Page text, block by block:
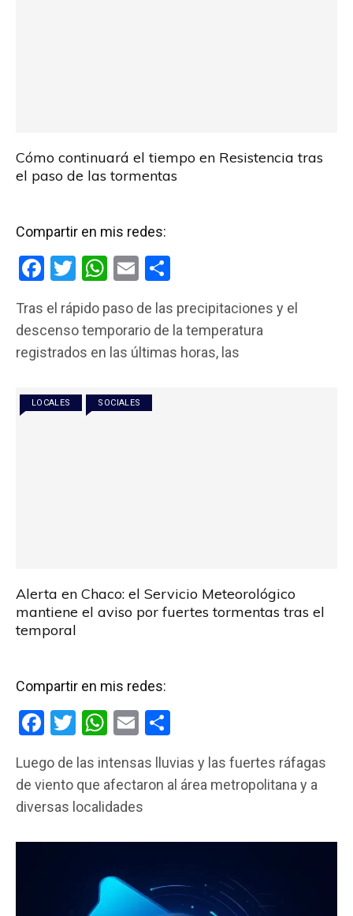
Cómo continuará el tiempo en Resistencia tras
el paso de las tormentas
Compartir en mis redes:
F
ce
b
o
k
T
tt
er
W
at
s
p
p
E
ail m
p
Tras el rápido paso de las precipitaciones y el
descenso temporario de la temperatura
registrados en las últimas horas, las
LOCALES SOCIALES
Alerta en Chaco: el Servicio Meteorológico
mantiene el aviso por fuertes tormentas tras el
temporal
Compartir en mis redes:
F
ce
b
o
T
tt
er
W
at
s
p
p
E
ail m
p
tir
Luego de las intensas lluvias y las fuertes ráfagas
de viento que afectaron al área metropolitana y a
diversas localidades